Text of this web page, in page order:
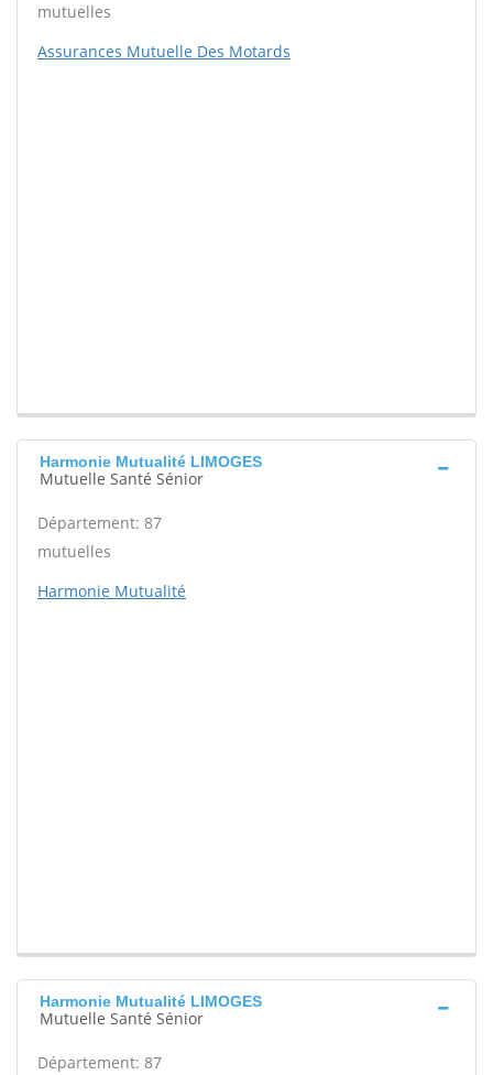
mutuelles
Assurances Mutuelle Des Motards
Harmonie Mutualité LIMOGES
Mutuelle Santé Sénior
Département: 87
mutuelles
Harmonie Mutualité
Harmonie Mutualité LIMOGES
Mutuelle Santé Sénior
Département: 87